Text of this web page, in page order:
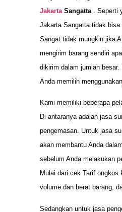
Jakarta Sangatta
.
Jakarta Sangatta tidak bisa
Sangat tidak mungkin jika
mengirim barang sendiri
dikirim dalam jumlah
Anda memilih
Kami memiliki beberapa
Di antaranya adalah jasa
pengemasan. Untuk jasa
akan membantu Anda
sebelum Anda melakukan
Mulai dari cek Tarif ongkos
volume dan berat barang,
Sedangkan untuk jasa